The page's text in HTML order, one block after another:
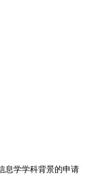
息学学科背景的申请